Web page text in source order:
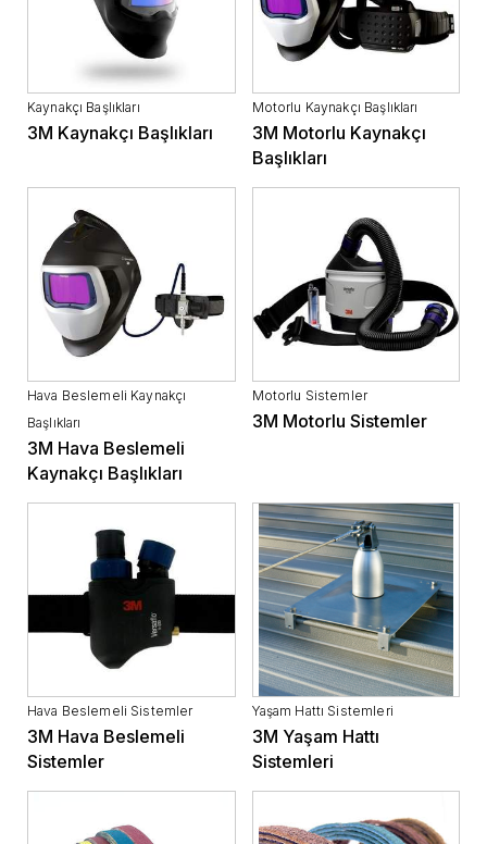
Kaynakçı Başlıkları
3M Kaynakçı Başlıkları
Motorlu Kaynakçı Başlıkları
3M Motorlu Kaynakçı
Başlıkları
Hava Beslemeli Kaynakçı
Başlıkları
3M Hava Beslemeli
Kaynakçı Başlıkları
Motorlu Sistemler
3M Motorlu Sistemler
Hava Beslemeli Sistemler
3M Hava Beslemeli
Sistemler
Yaşam Hattı Sistemleri
3M Yaşam Hattı
Sistemleri